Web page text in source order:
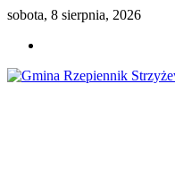
sobota, 8 sierpnia, 2026